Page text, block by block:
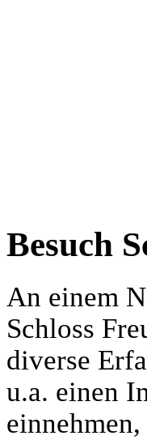
Besuch
An einem
Schloss
diverse
u.a. einen